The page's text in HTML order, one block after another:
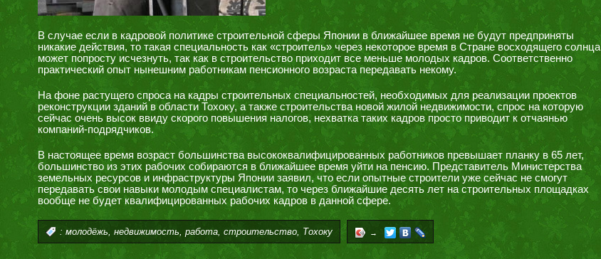
В случае если в кадровой политике строительной сферы Японии в ближайшее время не будут предприняты
никакие действия, то такая специальность как «строитель» через некоторое время в Стране восходящего солнца
может попросту исчезнуть, так как в строительство приходит все меньше молодых кадров. Соответственно
практический опыт нынешним работникам пенсионного возраста передавать некому.
На фоне растущего спроса на кадры строительных специальностей, необходимых для реализации проектов
реконструкции зданий в области Тохоку, а также строительства новой жилой недвижимости, спрос на которую
сейчас очень высок ввиду скорого повышения налогов, нехватка таких кадров просто приводит к отчаянью
компаний-подрядчиков.
В настоящее время возраст большинства высококвалифицированных работников превышает планку в 65 лет,
большинство из этих рабочих собираются в ближайшее время уйти на пенсию. Представитель Министерства
земельных ресурсов и инфраструктуры Японии заявил, что если опытные строители уже сейчас не смогут
передавать свои навыки молодым специалистам, то через ближайшие десять лет на строительных площадках
вообще не будет квалифицированных рабочих кадров в данной сфере.
: молодёжь, недвижимость, работа, строительство, Тохоку →